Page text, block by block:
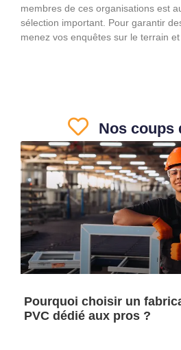
membres de ces organisations est
sélection important. Pour garantir
menez vos enquêtes sur le terrain et
Nos coups
Pourquoi choisir un
PVC dédié aux pros ?